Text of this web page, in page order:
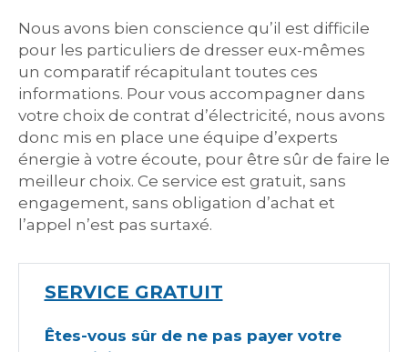
Nous avons bien conscience qu’il est difficile
pour les particuliers de dresser eux-mêmes
un comparatif récapitulant toutes ces
informations. Pour vous accompagner dans
votre choix de contrat d’électricité, nous avons
donc mis en place une équipe d’experts
énergie à votre écoute, pour être sûr de faire le
meilleur choix. Ce service est gratuit, sans
engagement, sans obligation d’achat et
l’appel n’est pas surtaxé.
SERVICE GRATUIT
Êtes-vous sûr de ne pas payer votre